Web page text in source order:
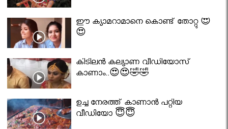
ഈ ക്യാമറാമാനെ കൊണ്ട് തോറ്റു 😍
😍
കിടിലൻ കല്യാണ വീഡിയോസ്
കാണാം..😍😍🤣🤣
ഉച്ച നേരത്ത് കാണാൻ പറ്റിയ
വീഡിയോ 😇😇